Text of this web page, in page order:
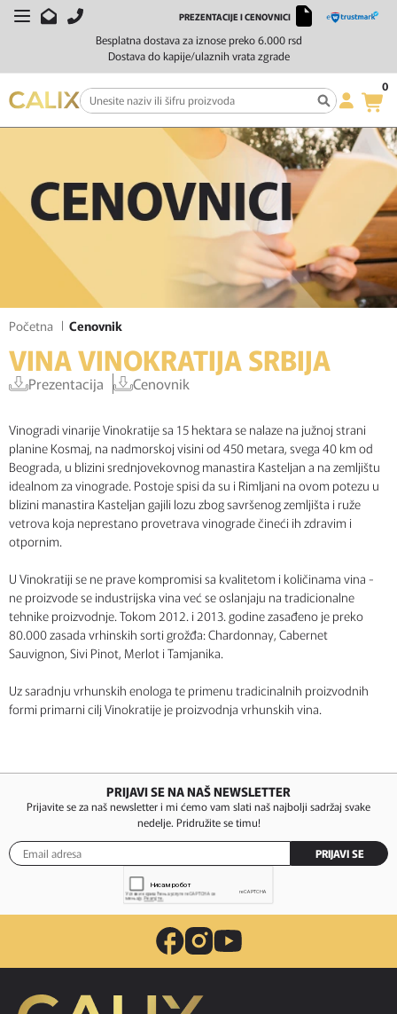
Besplatna dostava za iznose preko 6.000 rsd
Dostava do kapije/ulaznih vrata zgrade
PREZENTACIJE I CENOVNICI
0
Početna Cenovnik
VINA VINOKRATIJA SRBIJA
Prezentacija Cenovnik
Vinogradi vinarije Vinokratije sa 15 hektara se nalaze na južnoj strani
planine Kosmaj, na nadmorskoj visini od 450 metara, svega 40 km od
Beograda, u blizini srednjovekovnog manastira Kasteljan a na zemljištu
idealnom za vinograde. Postoje spisi da su i Rimljani na ovom potezu u
blizini manastira Kasteljan gajili lozu zbog savršenog zemljišta i ruže
vetrova koja neprestano provetrava vinograde čineći ih zdravim i
otpornim.
U Vinokratiji se ne prave kompromisi sa kvalitetom i količinama vina -
ne proizvode se industrijska vina već se oslanjaju na tradicionalne
tehnike proizvodnje. Tokom 2012. i 2013. godine zasađeno je preko
80.000 zasada vrhinskih sorti grožđa: Chardonnay, Cabernet
Sauvignon, Sivi Pinot, Merlot i Tamjanika.
Uz saradnju vrhunskih enologa te primenu tradicinalnih proizvodnih
formi primarni cilj Vinokratije je proizvodnja vrhunskih vina.
PRIJAVI SE NA NAŠ NEWSLETTER
Prijavite se za naš newsletter i mi ćemo vam slati naš najbolji sadržaj svake
nedelje. Pridružite se timu!
PRIJAVI SE